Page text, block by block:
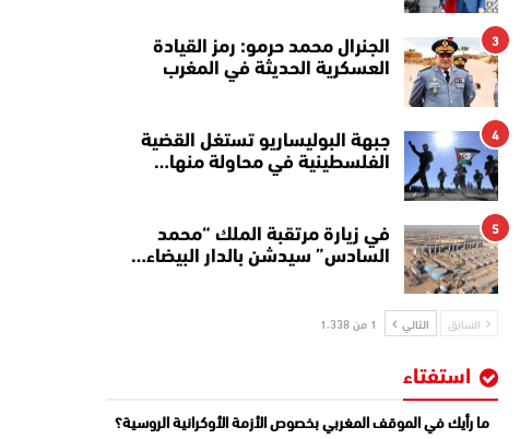
3
الجنرال محمد حرمو: رمز القيادة
العسكرية الحديثة في المغرب
4
جبهة البوليساريو تستغل القضية
الفلسطينية في محاولة منها…
5
في زيارة مرتقبة الملك “محمد
السادس” سيدشن بالدار البيضاء…
السابق التالي 1 من 1٬338
استفتاء
ما رأيك في الموقف المغربي بخصوص الأزمة الأوكرانية الروسية؟